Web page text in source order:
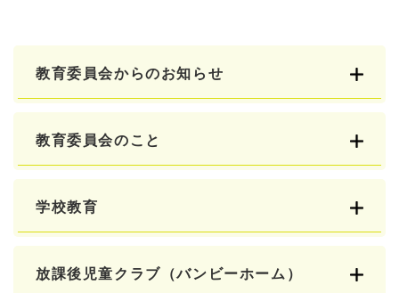
教育委員会からのお知らせ
教育委員会のこと
学校教育
放課後児童クラブ（バンビーホーム）